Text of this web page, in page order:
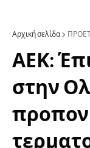
Αρχική σελίδα
ΑΕΚ:
στην